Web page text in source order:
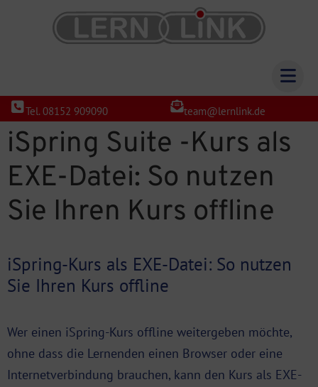
Tel. 08152 909090 team@lernlink.de
iSpring Suite -Kurs als
EXE-Datei: So nutzen
Sie Ihren Kurs offline
iSpring-Kurs als EXE-Datei: So nutzen
Sie Ihren Kurs offline
Wer einen iSpring-Kurs offline weitergeben möchte,
ohne dass die Lernenden einen Browser oder eine
Internetverbindung brauchen, kann den Kurs als EXE-